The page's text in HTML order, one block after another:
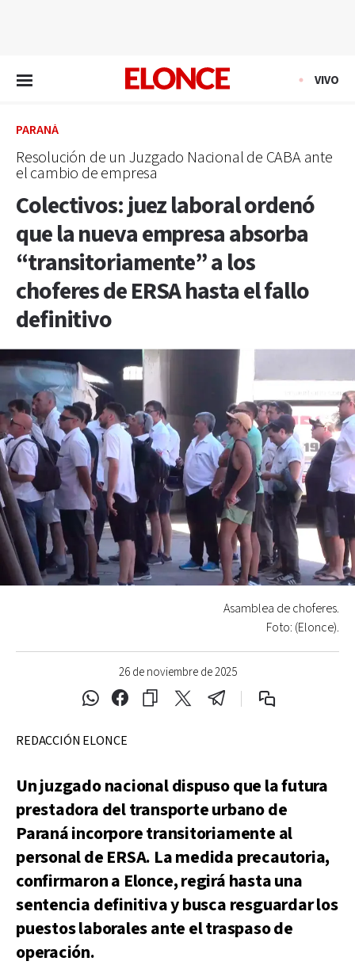
VIVO
PARANÁ
Resolución de un Juzgado Nacional de CABA ante
el cambio de empresa
Colectivos: juez laboral ordenó
que la nueva empresa absorba
“transitoriamente” a los
choferes de ERSA hasta el fallo
definitivo
26 de noviembre de 2025
Asamblea de choferes.
Foto: (Elonce).
REDACCIÓN ELONCE
Un juzgado nacional dispuso que la futura
prestadora del transporte urbano de
Paraná incorpore transitoriamente al
personal de ERSA. La medida precautoria,
confirmaron a Elonce, regirá hasta una
sentencia definitiva y busca resguardar los
puestos laborales ante el traspaso de
operación.